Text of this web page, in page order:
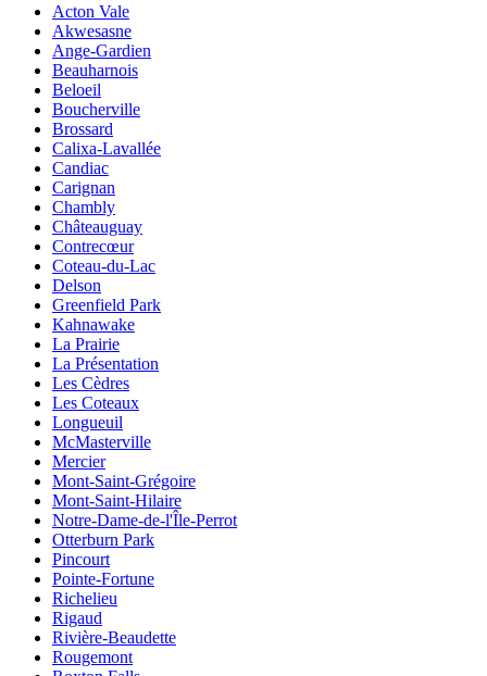
Acton Vale
Akwesasne
Ange-Gardien
Beauharnois
Beloeil
Boucherville
Brossard
Calixa-Lavallée
Candiac
Carignan
Chambly
Châteauguay
Contrecœur
Coteau-du-Lac
Delson
Greenfield Park
Kahnawake
La Prairie
La Présentation
Les Cèdres
Les Coteaux
Longueuil
McMasterville
Mercier
Mont-Saint-Grégoire
Mont-Saint-Hilaire
Notre-Dame-de-l'Île-Perrot
Otterburn Park
Pincourt
Pointe-Fortune
Richelieu
Rigaud
Rivière-Beaudette
Rougemont